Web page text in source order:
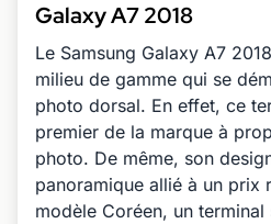
Galaxy A7 2018
Le Samsung Galaxy A7
milieu de gamme qui se
photo dorsal. En effet, ce
premier de la marque à
photo. De même, son
panoramique allié à un prix
modèle Coréen, un terminal